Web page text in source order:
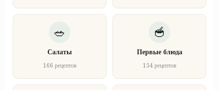
Салаты
166 рецептов
Первые блюда
154 рецептов